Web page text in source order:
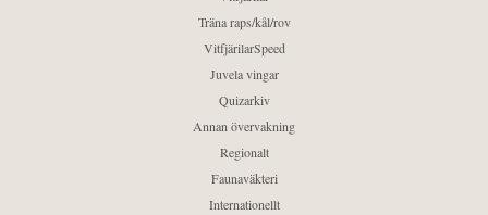
Träna raps/kål/rov
VitfjärilarSpeed
Juvela vingar
Quizarkiv
Annan övervakning
Regionalt
Faunaväkteri
Internationellt